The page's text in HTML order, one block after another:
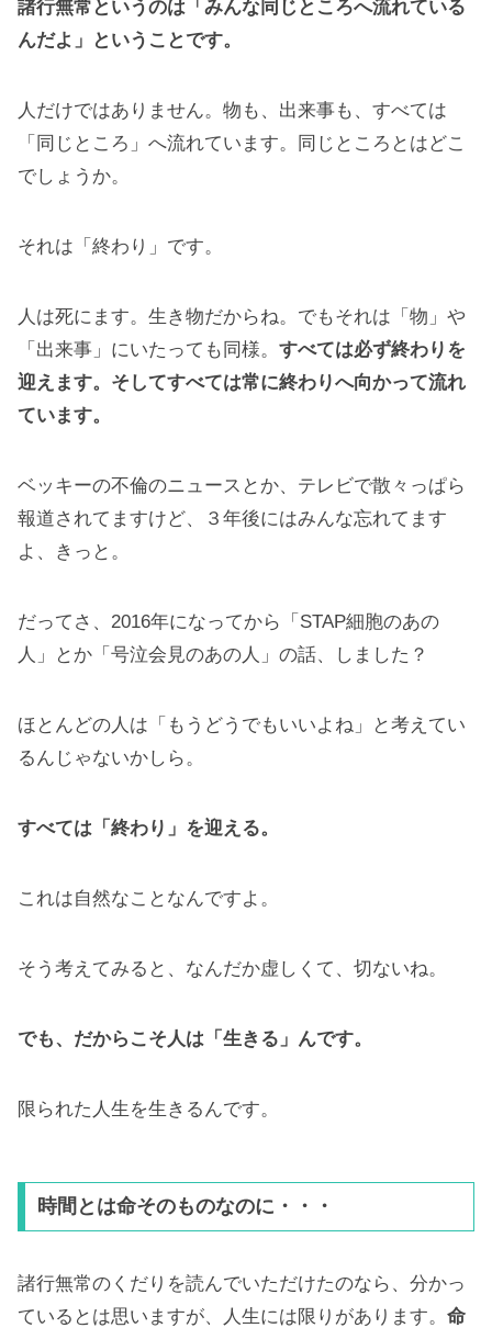
諸行無常というのは「みんな同じところへ流れている
んだよ」ということです。
人だけではありません。物も、出来事も、すべては
「同じところ」へ流れています。同じところとはどこ
でしょうか。
それは「終わり」です。
人は死にます。生き物だからね。でもそれは「物」や
「出来事」にいたっても同様。 すべては必ず終わりを
迎えます。そしてすべては常に終わりへ向かって流れ
ています。
ベッキーの不倫のニュースとか、テレビで散々っぱら
報道されてますけど、３年後にはみんな忘れてます
よ、きっと。
だってさ、2016年になってから「STAP細胞のあの
人」とか「号泣会見のあの人」の話、しました？
ほとんどの人は「もうどうでもいいよね」と考えてい
るんじゃないかしら。
すべては「終わり」を迎える。
これは自然なことなんですよ。
そう考えてみると、なんだか虚しくて、切ないね。
でも、だからこそ人は「生きる」んです。
限られた人生を生きるんです。
時間とは命そのものなのに・・・
諸行無常のくだりを読んでいただけたのなら、分かっ
ているとは思いますが、人生には限りがあります。 命